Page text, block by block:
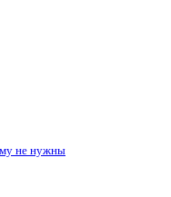
не нужны